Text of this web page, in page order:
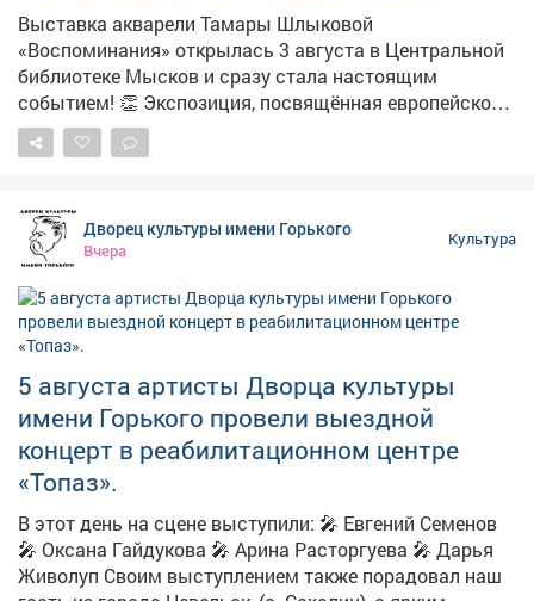
Выставка акварели Тамары Шлыковой
«Воспоминания» открылась 3 августа в Центральной
библиотеке Мысков и сразу стала настоящим
событием! 👏 Экспозиция, посвящённая европейскому
городскому пейзажу, пользуется огромным интересом
у горожан. В день её монтажа выставку посетила
архитектора-художника пришли ценители акварели из
Кемерова. 👋 Приходите и вы за вдохновением и
хорошим настроением! Ждём вас в библиотеке по
адресу: г. Мыски, ул. Советская, д. 44. #воспоминания
#выставкаакварели #акварельшлыковой
Дворец культуры имени Горького
Вчера
Культура
5 августа артисты Дворца культуры
имени Горького провели выездной
концерт в реабилитационном центре
«Топаз».
В этот день на сцене выступили: 🎤 Евгений Семенов
🎤 Оксана Гайдукова 🎤 Арина Расторгуева 🎤 Дарья
Живолуп Своим выступлением также порадовал наш